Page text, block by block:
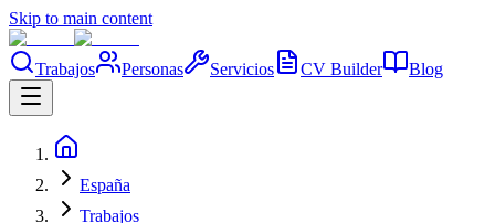
Skip to main content
Trabajos Personas Servicios CV Builder Blog
España
Trabajos